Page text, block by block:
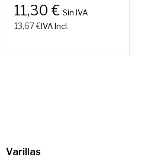
11,30 € Sin IVA
13,67 €IVA Incl.
Varillas